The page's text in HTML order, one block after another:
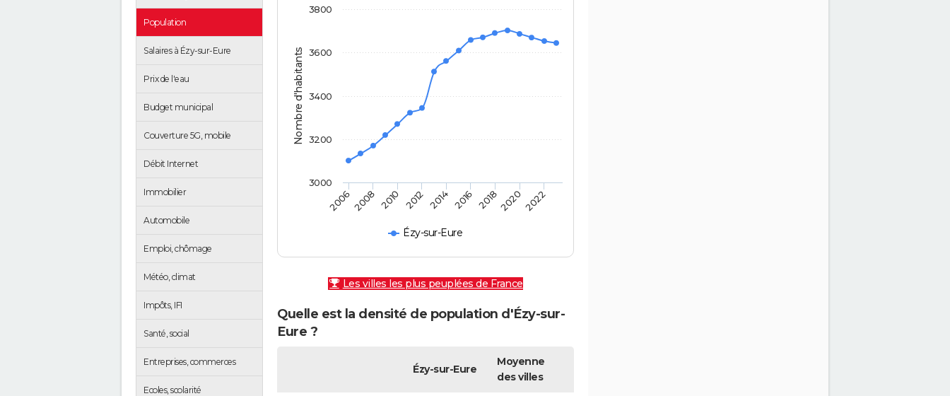
Population
Salaires à Ézy-sur-Eure
Prix de l'eau
Budget municipal
Couverture 5G, mobile
Débit Internet
Immobilier
Automobile
Emploi, chômage
Météo, climat
Impôts, IFI
Santé, social
Entreprises, commerces
Ecoles, scolarité
Nombre d'habitants
Ézy-sur-Eure
20062008 2010 2012 2014 2016 201820202022
3000
3200
3400
3600
3800
Les villes les plus peuplées de France
Quelle est la densité de population d'Ézy-sur-
Eure ?
Ézy-sur-Eure
Moyenne
des villes